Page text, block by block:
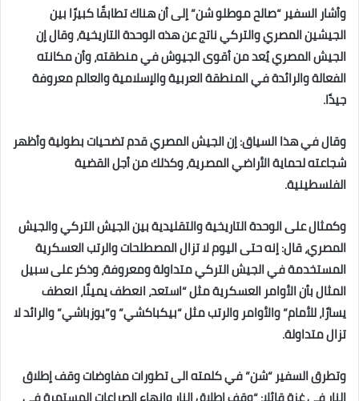
وأشار السفير “صالح موطلو شن” إلى أن هناك تطابقًا كبيرًا بين
الجيشين المصري والتركي ناتج عن هذه الوحدة التاريخية، وقال ‏إن
الجيش المصري يُعد من أقوى الجيوش في منطقته، وأن مكانته
الفعالة والرائدة في المنطقة العربية والإسلامية والعالم معروفة
‏جيدًا‎.‎
وقال في هذا السياق: إن الجيش المصري قدم تضحيات بطولية وأظهر
شجاعته لحماية الأراضي المصرية، وكذلك من أجل ‏القضية
الفلسطينية‎.‎
وكمثال على الوحدة التاريخية والتقليدية بين الجيش التركي والجيش
المصري، قال: إنه حتى اليوم لا تزال المصطلحات والرتب ‏العسكرية
المستخدمة في الجيش التركي متداولة ومعروفة، وذكر على سبيل
المثال بأن الأوامر العسكرية مثل “استعد، انعطف ‏يمينًا، انعطف
يسارًا، للأمام” والأوامر والرتب مثل “بيكباكشي” و”يوزباشي” والرائد لا
تزال متداولة. ‎
وتطرق السفير “شن” في كلمته الى تطورات مفاوضات وقف إطلاق